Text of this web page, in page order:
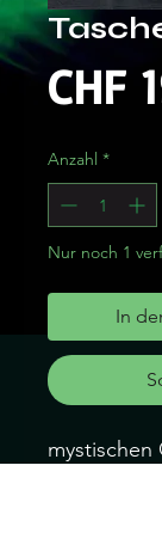
CHF
Anzahl *
Nur noch 1
In
mystischen